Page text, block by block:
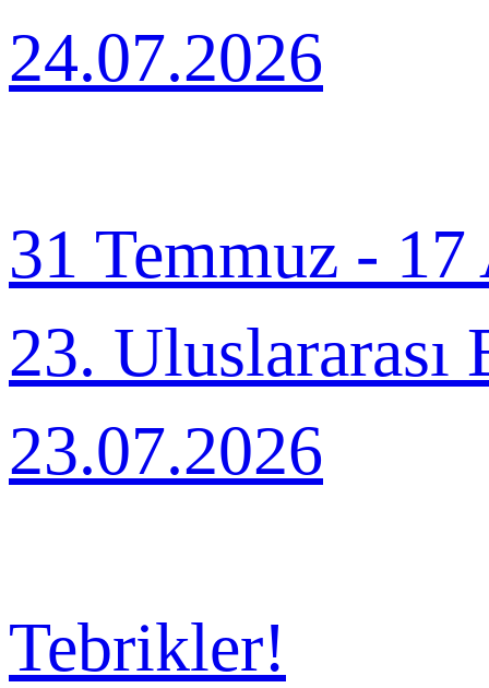
24.07.2026
31 Temmuz -
23.
23.07.2026
Tebrikler!